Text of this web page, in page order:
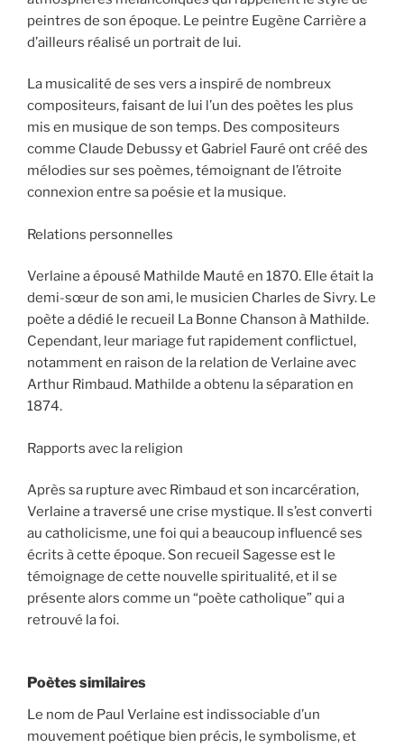
peintres de son époque. Le peintre Eugène Carrière a
d’ailleurs réalisé un portrait de lui.
La musicalité de ses vers a inspiré de nombreux
compositeurs, faisant de lui l’un des poètes les plus
mis en musique de son temps. Des compositeurs
comme Claude Debussy et Gabriel Fauré ont créé des
mélodies sur ses poèmes, témoignant de l’étroite
connexion entre sa poésie et la musique.
Relations personnelles
Verlaine a épousé Mathilde Mauté en 1870. Elle était la
demi-sœur de son ami, le musicien Charles de Sivry. Le
poète a dédié le recueil La Bonne Chanson à Mathilde.
Cependant, leur mariage fut rapidement conflictuel,
notamment en raison de la relation de Verlaine avec
Arthur Rimbaud. Mathilde a obtenu la séparation en
1874.
Rapports avec la religion
Après sa rupture avec Rimbaud et son incarcération,
Verlaine a traversé une crise mystique. Il s’est converti
au catholicisme, une foi qui a beaucoup influencé ses
écrits à cette époque. Son recueil Sagesse est le
témoignage de cette nouvelle spiritualité, et il se
présente alors comme un “poète catholique” qui a
retrouvé la foi.
Poètes similaires
Le nom de Paul Verlaine est indissociable d’un
mouvement poétique bien précis, le symbolisme, et